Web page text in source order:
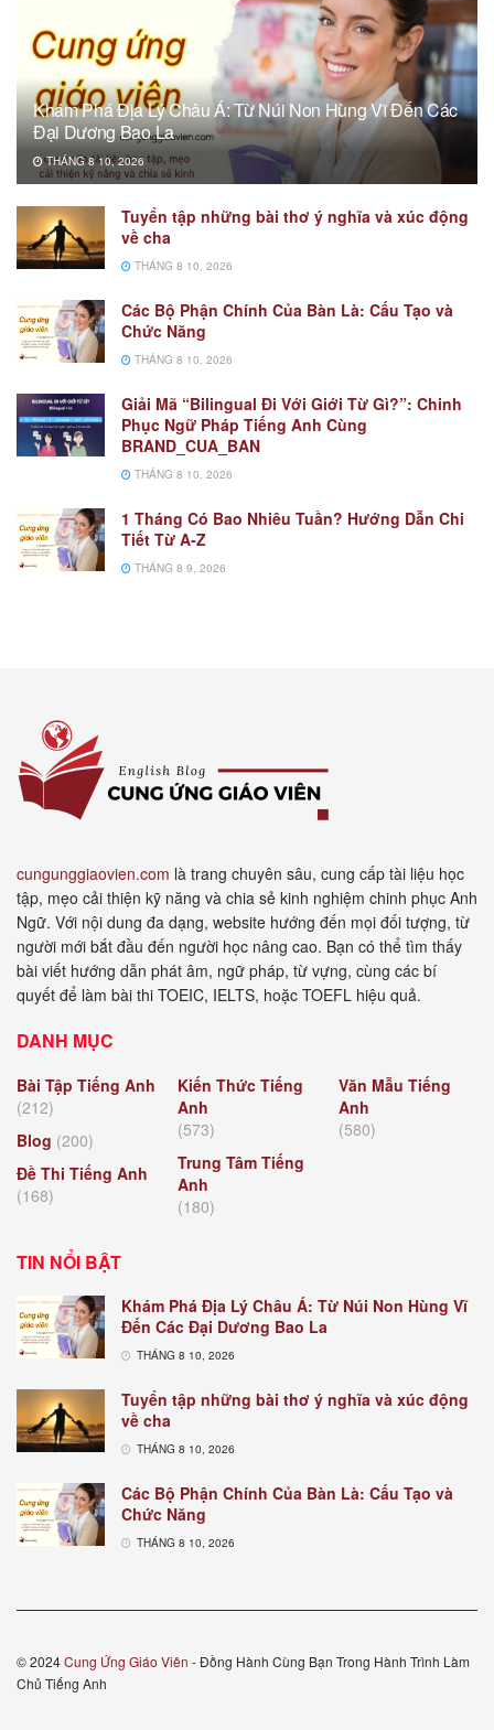
Khám Phá Địa Lý Châu Á: Từ Núi Non Hùng Vĩ Đến Các
Đại Dương Bao La
THÁNG 8 10, 2026
Tuyển tập những bài thơ ý nghĩa và xúc động
về cha
THÁNG 8 10, 2026
Các Bộ Phận Chính Của Bàn Là: Cấu Tạo và
Chức Năng
THÁNG 8 10, 2026
Giải Mã “Bilingual Đi Với Giới Từ Gì?”: Chinh
Phục Ngữ Pháp Tiếng Anh Cùng
BRAND_CUA_BAN
THÁNG 8 10, 2026
1 Tháng Có Bao Nhiêu Tuần? Hướng Dẫn Chi
Tiết Từ A-Z
THÁNG 8 9, 2026
cungunggiaovien.com là trang chuyên sâu, cung cấp tài liệu học
tập, mẹo cải thiện kỹ năng và chia sẻ kinh nghiệm chinh phục Anh
Ngữ. Với nội dung đa dạng, website hướng đến mọi đối tượng, từ
người mới bắt đầu đến người học nâng cao. Bạn có thể tìm thấy
bài viết hướng dẫn phát âm, ngữ pháp, từ vựng, cùng các bí
quyết để làm bài thi TOEIC, IELTS, hoặc TOEFL hiệu quả.
DANH MỤC
Bài Tập Tiếng Anh
(212)
Blog (200)
Đề Thi Tiếng Anh
(168)
Kiến Thức Tiếng
Anh
(573)
Trung Tâm Tiếng
Anh
(180)
Văn Mẫu Tiếng
Anh
(580)
TIN NỔI BẬT
Khám Phá Địa Lý Châu Á: Từ Núi Non Hùng Vĩ
Đến Các Đại Dương Bao La
THÁNG 8 10, 2026
Tuyển tập những bài thơ ý nghĩa và xúc động
về cha
THÁNG 8 10, 2026
Các Bộ Phận Chính Của Bàn Là: Cấu Tạo và
Chức Năng
THÁNG 8 10, 2026
© 2024Cung Ứng Giáo Viên - Đồng Hành Cùng Bạn Trong Hành Trình Làm
Chủ Tiếng Anh